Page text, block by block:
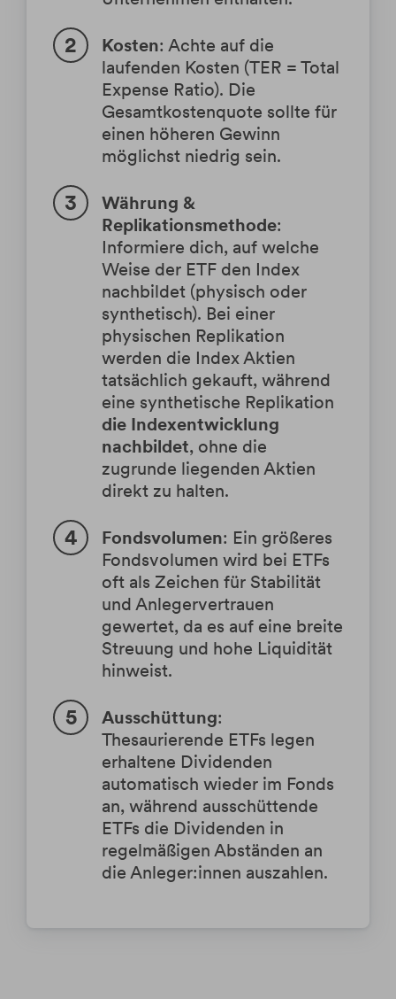
Kosten: Achte auf die
laufenden Kosten (TER = Total
Expense Ratio). Die
Gesamtkostenquote sollte für
einen höheren Gewinn
möglichst niedrig sein.
Währung &
Replikationsmethode:
Informiere dich, auf welche
Weise der ETF den Index
nachbildet (physisch oder
synthetisch). Bei einer
physischen Replikation
werden die Index Aktien
tatsächlich gekauft, während
eine synthetische Replikation
die Indexentwicklung
nachbildet, ohne die
zugrunde liegenden Aktien
direkt zu halten.
Fondsvolumen: Ein größeres
Fondsvolumen wird bei ETFs
oft als Zeichen für Stabilität
und Anlegervertrauen
gewertet, da es auf eine breite
Streuung und hohe Liquidität
hinweist.
Ausschüttung:
Thesaurierende ETFs legen
erhaltene Dividenden
automatisch wieder im Fonds
an, während ausschüttende
ETFs die Dividenden in
regelmäßigen Abständen an
die Anleger:innen auszahlen.